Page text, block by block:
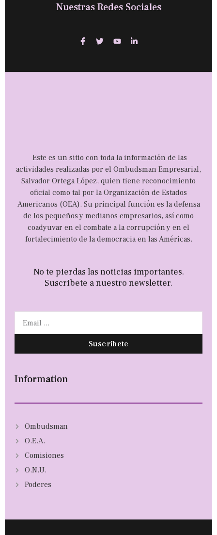
Nuestras Redes Sociales
Este es un sitio con toda la información de las
actividades realizadas por el Ombudsman Empresarial,
Salvador Ortega López, quien tiene reconocimiento
oficial como tal por la Organización de Estados
Americanos (OEA). Su principal función es la defensa
de los pequeños y medianos empresarios, así como
coadyuvar en el combate a la corrupción y en el
fortalecimiento de la democracia en las Américas.
No te pierdas las noticias importantes.
Suscribete a nuestro newsletter.
Suscribete
Information
Ombudsman
O.E.A.
Comisiones
O.N.U.
Poderes